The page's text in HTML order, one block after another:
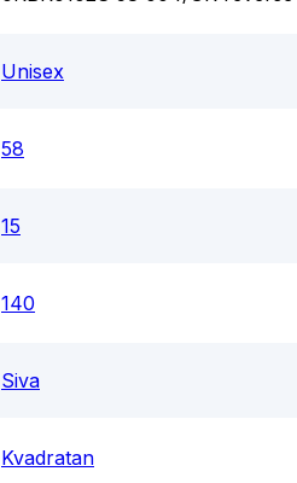
Unisex
58
15
140
Siva
Kvadratan